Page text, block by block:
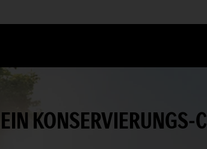
KONSERVIERUNGS-